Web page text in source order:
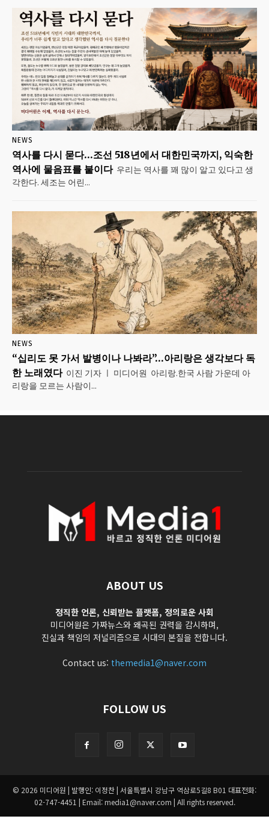
NEWS
역사를 다시 묻다…조선 518년에서 대한민국까지, 익숙한
역사에 물음표를 붙이다 우리는 역사를 꽤 많이 알고 있다고 생
각한다. 세조는 어린...
NEWS
“십리도 못 가서 발병이나 나봐라”…아리랑은 생각보다 독
한 노래였다 이진 기자 ㅣ 미디어원 아리랑.한국 사람 가운데 아
리랑을 모르는 사람이...
ABOUT US
정직한 언론, 신뢰받는 플랫폼, 정의로운 사회
미디어원은 가짜뉴스와 왜곡된 권력을 감시하며,
진실과 책임의 저널리즘으로 시대의 본질을 전합니다.
Contact us: themedia1@naver.com
FOLLOW US
© 2026 미디어원 | 발행인: 이정찬 | 서울특별시 강남구 역삼로5길8 B01 대표전화:
02-747-4451 | Email: media1@naver.com | All rights reserved.